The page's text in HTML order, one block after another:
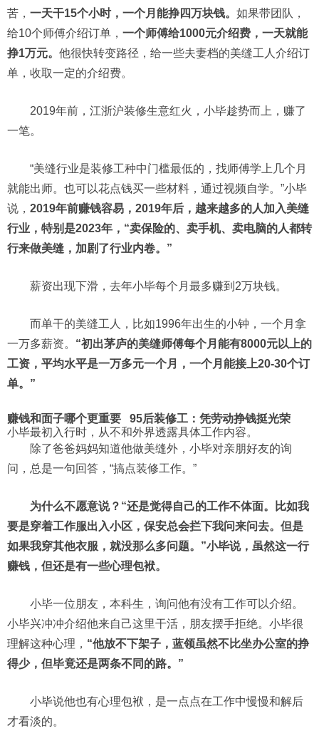
苦， 一天干15个小时，一个月能挣四万块钱。 如果带团队，
给10个师傅介绍订单， 一个师傅给1000元介绍费，一天就能
挣1万元。 他很快转变路径，给一些夫妻档的美缝工人介绍订
单，收取一定的介绍费。
2019年前，江浙沪装修生意红火，小毕趁势而上，赚了
一笔。
“美缝行业是装修工种中门槛最低的，找师傅学上几个月
就能出师。也可以花点钱买一些材料，通过视频自学。”小毕
说， 2019年前赚钱容易，2019年后，越来越多的人加入美缝
行业，特别是2023年，“卖保险的、卖手机、卖电脑的人都转
行来做美缝，加剧了行业内卷。”
薪资出现下滑，去年小毕每个月最多赚到2万块钱。
而单干的美缝工人，比如1996年出生的小钟，一个月拿
一万多薪资。 “初出茅庐的美缝师傅每个月能有8000元以上的
工资，平均水平是一万多元一个月，一个月能接上20-30个订
单。”
赚钱和面子哪个更重要 95后装修工：凭劳动挣钱挺光荣
小毕最初入行时，从不和外界透露具体工作内容。
除了爸爸妈妈知道他做美缝外，小毕对亲朋好友的询
问，总是一句回答，“搞点装修工作。”
为什么不愿意说？“还是觉得自己的工作不体面。比如我
要是穿着工作服出入小区，保安总会拦下我问来问去。但是
如果我穿其他衣服，就没那么多问题。”小毕说，虽然这一行
赚钱，但还是有一些心理包袱。
小毕一位朋友，本科生，询问他有没有工作可以介绍。
小毕兴冲冲介绍他来自己这里干活，朋友摆手拒绝。小毕很
理解这种心理， “他放不下架子，蓝领虽然不比坐办公室的挣
得少，但毕竟还是两条不同的路。”
小毕说他也有心理包袱，是一点点在工作中慢慢和解后
才看淡的。